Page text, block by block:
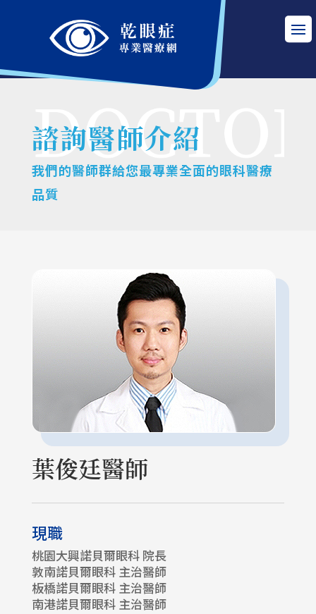
諮詢醫師介紹
我們的醫師群給您最專業全面的眼科醫療
品質
葉俊廷醫師
現職
桃園大興諾貝爾眼科 院長
敦南諾貝爾眼科 主治醫師
板橋諾貝爾眼科 主治醫師
南港諾貝爾眼科 主治醫師